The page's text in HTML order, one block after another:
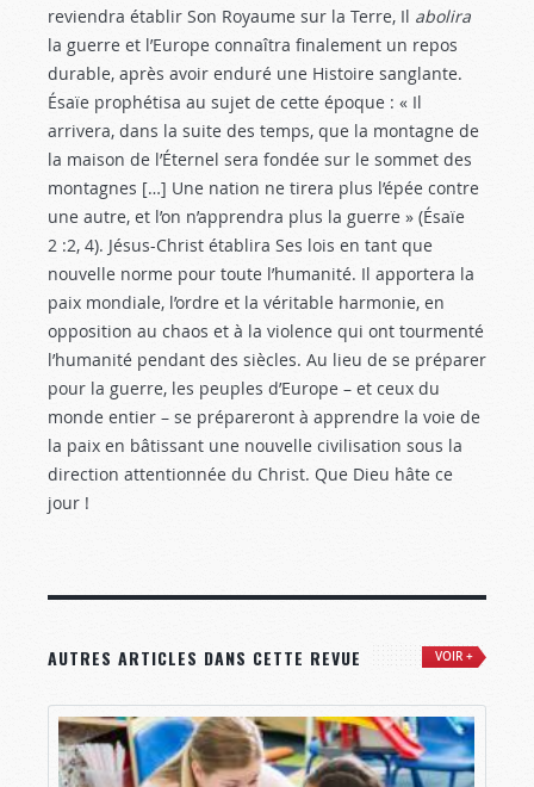
reviendra établir Son Royaume sur la Terre, Il abolira
la guerre et l’Europe connaîtra finalement un repos
durable, après avoir enduré une Histoire sanglante.
Ésaïe prophétisa au sujet de cette époque : « Il
arrivera, dans la suite des temps, que la montagne de
la maison de l’Éternel sera fondée sur le sommet des
montagnes […] Une nation ne tirera plus l’épée contre
une autre, et l’on n’apprendra plus la guerre » (Ésaïe
2 :2, 4). Jésus-Christ établira Ses lois en tant que
nouvelle norme pour toute l’humanité. Il apportera la
paix mondiale, l’ordre et la véritable harmonie, en
opposition au chaos et à la violence qui ont tourmenté
l’humanité pendant des siècles. Au lieu de se préparer
pour la guerre, les peuples d’Europe – et ceux du
monde entier – se prépareront à apprendre la voie de
la paix en bâtissant une nouvelle civilisation sous la
direction attentionnée du Christ. Que Dieu hâte ce
jour !
AUTRES ARTICLES DANS CETTE REVUE VOIR +